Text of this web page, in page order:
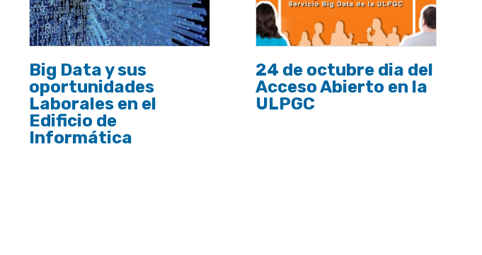
Big Data y sus
oportunidades
Laborales en el
Edificio de
Informática
24 de octubre dia del
Acceso Abierto en la
ULPGC